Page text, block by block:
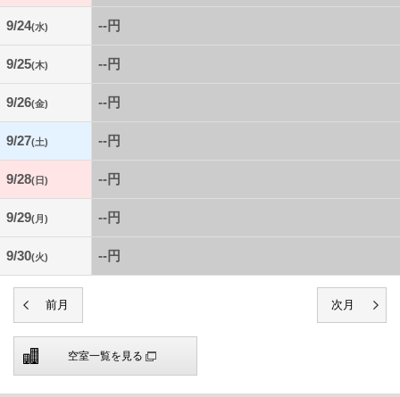
9/24(水) --円
9/25(木) --円
9/26(金) --円
9/27(土) --円
9/28(日) --円
9/29(月) --円
9/30(火) --円
空室一覧を見る